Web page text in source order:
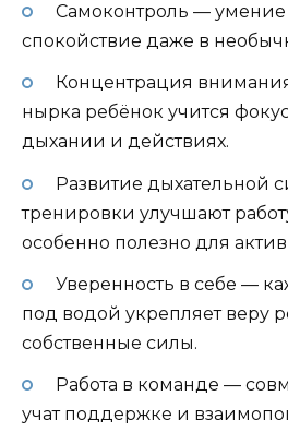
Самоконтроль — умение
спокойствие даже в
Концентрация
нырка ребёнок учится
дыхании и действиях.
Развитие дыхательной
тренировки улучшают
особенно полезно для
Уверенность в себе —
под водой укрепляет веру
собственные силы.
Работа в команде —
учат поддержке и